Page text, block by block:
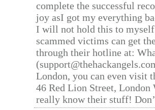
complete the successful
joy asI got my everything
I will not hold this to
scammed victims can get
through their hotline at:
London, you can even visit
46 Red Lion Street, London
really know their stuff!